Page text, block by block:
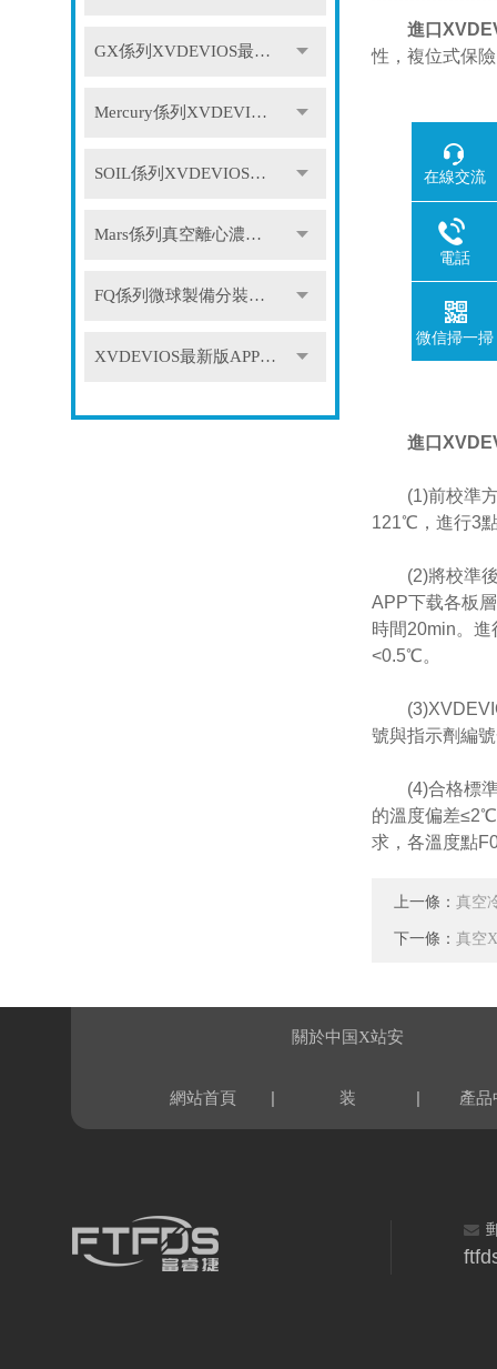
GX係列XVDEVIOS最新版APP下载
Mercury係列XVDEVIOS最新版APP下载
SOIL係列XVDEVIOS最新版APP下载
Mars係列真空離心濃縮儀
FQ係列微球製備分裝係統
XVDEVIOS最新版APP下载配件
進口
性，複位式保
進口
(1)前校準方
121℃，進行3
(2)將校準後
APP下载各板
時間20min。
<0.5℃。
號與指示劑編
(4)合格標準
的溫度偏差
求，各溫度點
上一條： 真空
下一條： 真空
網站首頁 |
關於中国X站安
装 | 產品
在線交流
電話
微信掃一掃